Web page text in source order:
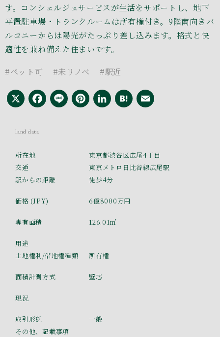
す。コンシェルジュサービスが生活をサポートし、地下
平置駐車場・トランクルームは所有権付き。9階南向きバ
ルコニーからは陽光がたっぷり差し込みます。格式と快
適性を兼ね備えた住まいです。
#ペット可
#未リノベ #駅近
X Facebook
LinePinterest
LinkedIn
Hatena
land data
所在地
東京都渋谷区広尾4丁目
交通
東京メトロ日比谷線広尾駅
駅からの距離
徒歩4分
価格 (JPY) 6億8000万円
専有面積 126.01㎡
用途
土地権利/借地権種類
所有権
面積計測方式 壁芯
現況
取引形態
一般
その他、記載事項